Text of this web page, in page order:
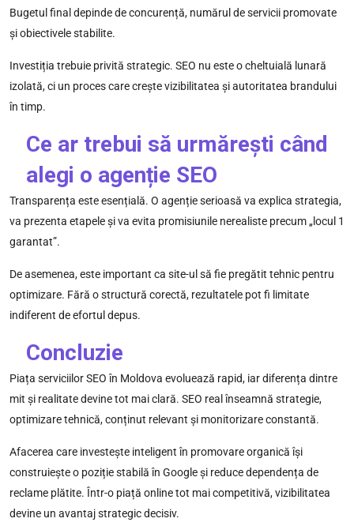
Bugetul final depinde de concurență, numărul de servicii promovate
și obiectivele stabilite.
Investiția trebuie privită strategic. SEO nu este o cheltuială lunară
izolată, ci un proces care crește vizibilitatea și autoritatea brandului
în timp.
Ce ar trebui să urmărești când
alegi o agenție SEO
Transparența este esențială. O agenție serioasă va explica strategia,
va prezenta etapele și va evita promisiunile nerealiste precum „locul 1
garantat”.
De asemenea, este important ca site-ul să fie pregătit tehnic pentru
optimizare. Fără o structură corectă, rezultatele pot fi limitate
indiferent de efortul depus.
Concluzie
Piața serviciilor SEO în Moldova evoluează rapid, iar diferența dintre
mit și realitate devine tot mai clară. SEO real înseamnă strategie,
optimizare tehnică, conținut relevant și monitorizare constantă.
Afacerea care investește inteligent în promovare organică își
construiește o poziție stabilă în Google și reduce dependența de
reclame plătite. Într-o piață online tot mai competitivă, vizibilitatea
devine un avantaj strategic decisiv.